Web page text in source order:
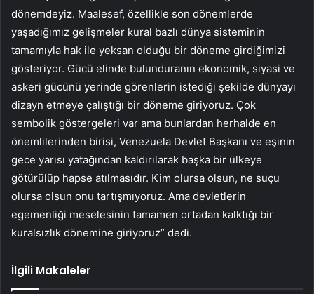
dönemdeyiz. Maalesef, özellikle son dönemlerde
yaşadığımız gelişmeler kural bazlı dünya sisteminin
tamamıyla hak ile yeksan olduğu bir döneme girdiğimizi
gösteriyor. Gücü elinde bulunduranın ekonomik, siyasi ve
askeri gücünü yerinde görenlerin istediği şekilde dünyayı
dizayn etmeye çalıştığı bir döneme giriyoruz. Çok
sembolik göstergeleri var ama bunlardan herhalde en
önemlilerinden birisi, Venezuela Devlet Başkanı ve eşinin
gece yarısı yatağından kaldırılarak başka bir ülkeye
götürülüp hapse atılmasıdır. Kim olursa olsun, ne suçu
olursa olsun onu tartışmıyoruz. Ama devletlerin
egemenliği meselesinin tamamen ortadan kalktığı bir
kuralsızlık dönemine giriyoruz” dedi.
İlgili Makaleler